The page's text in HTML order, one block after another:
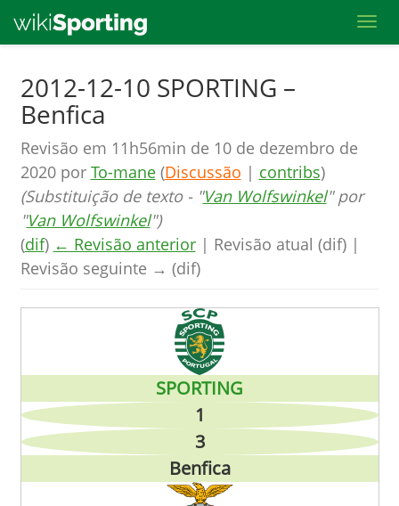
main
content
2012-12-10 SPORTING –
Benfica
Revisão em 11h56min de 10 de dezembro de
2020 por To-mane (Discussão | contribs)
(Substituição de texto - "Van Wolfswinkel" por
"Van Wolfswinkel")
(dif) ← Revisão anterior| Revisão atual (dif) |
Revisão seguinte → (dif)
SPORTING
1
3
Benfica